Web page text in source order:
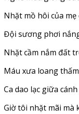
Nhặt mồ hôi của mẹ
Đội sương phơi
Nhặt cầm nắm đất
Máu xưa loang
Ca dao lạc giữa
Giờ tôi nhặt mãi mà